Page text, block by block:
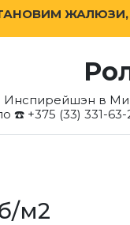
ЖАЛЮЗИ,
Инспирейшэн в
☎️ +375 (33) 331-63-
м2